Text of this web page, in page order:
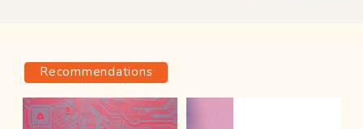
Recommendations